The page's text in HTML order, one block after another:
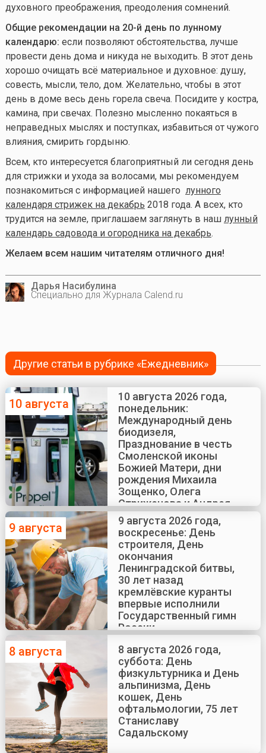
духовного преображения, преодоления сомнений.
Общие рекомендации на 20-й день по лунному
календарю: если позволяют обстоятельства, лучше
провести день дома и никуда не выходить. В этот день
хорошо очищать всё материальное и духовное: душу,
совесть, мысли, тело, дом. Желательно, чтобы в этот
день в доме весь день горела свеча. Посидите у костра,
камина, при свечах. Полезно мысленно покаяться в
неправедных мыслях и поступках, избавиться от чужого
влияния, смирить гордыню.
Всем, кто интересуется благоприятный ли сегодня день
для стрижки и ухода за волосами, мы рекомендуем
познакомиться с информацией нашего лунного
календаря стрижек на декабрь 2018 года. А всех, кто
трудится на земле, приглашаем заглянуть в наш лунный
календарь садовода и огородника на декабрь.
Желаем всем нашим читателям отличного дня!
Дарья Насибулина
Специально для Журнала Calend.ru
Другие статьи в рубрике «Ежедневник»
10 августа
10 августа 2026 года,
понедельник:
Международный день
биодизеля,
Празднование в честь
Смоленской иконы
Божией Матери, дни
рождения Михаила
Зощенко, Олега
Стриженова и Андрея
Краско
9 августа
9 августа 2026 года,
воскресенье: День
строителя, День
окончания
Ленинградской битвы,
30 лет назад
кремлёвские куранты
впервые исполнили
Государственный гимн
России
8 августа
8 августа 2026 года,
суббота: День
физкультурника и День
альпинизма, День
кошек, День
офтальмологии, 75 лет
Станиславу
Садальскому